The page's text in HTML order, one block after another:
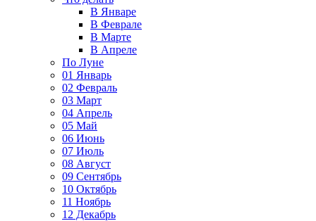
В Январе
В Феврале
В Марте
В Апреле
По Луне
01 Январь
02 Февраль
03 Март
04 Апрель
05 Май
06 Июнь
07 Июль
08 Август
09 Сентябрь
10 Октябрь
11 Ноябрь
12 Декабрь